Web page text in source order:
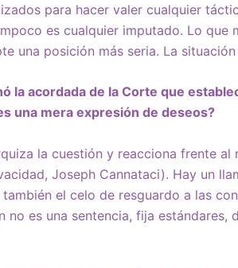
para hacer valer cualquier
es cualquier imputado. Lo que
una posición más seria. La
la acordada de la Corte que
una mera expresión de deseos?
la cuestión y reacciona frente
Joseph Cannataci). Hay un
también el celo de resguardo a las
no es una sentencia, fija